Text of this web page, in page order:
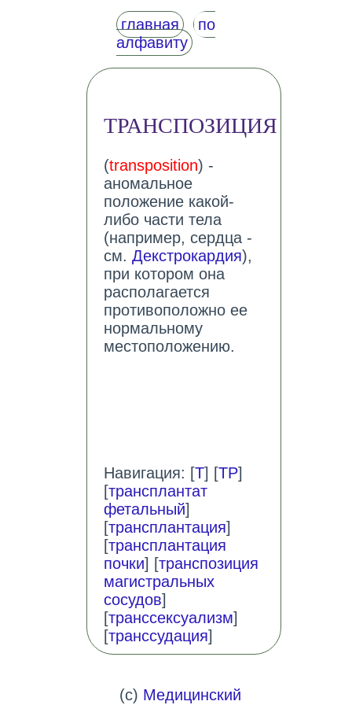
главная
по
алфавиту
ТРАНСПОЗИЦИЯ
(transposition) -
аномальное
положение какой-
либо части тела
(например, сердца -
см. Декстрокардия),
при котором она
располагается
противоположно ее
нормальному
местоположению.
Навигация: [Т] [ТР]
[трансплантат
фетальный]
[трансплантация]
[трансплантация
почки] [транспозиция
магистральных
сосудов]
[транссексуализм]
[транссудация]
(c) Медицинский